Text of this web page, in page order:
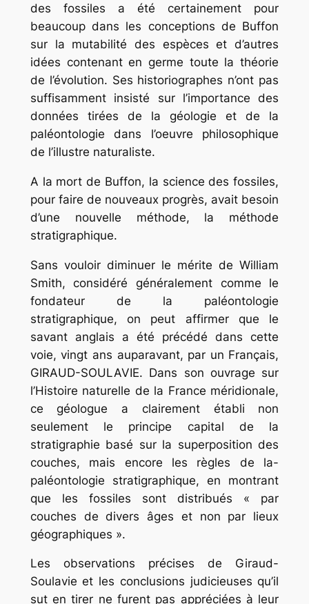
des fossiles a été certainement pour
beaucoup dans les conceptions de Buffon
sur la mutabilité des espèces et d’autres
idées contenant en germe toute la théorie
de l’évolution. Ses historiographes n’ont pas
suffisamment insisté sur l’importance des
données tirées de la géologie et de la
paléontologie dans l’oeuvre philosophique
de l’illustre naturaliste.
A la mort de Buffon, la science des fossiles,
pour faire de nouveaux progrès, avait besoin
d’une nouvelle méthode, la méthode
stratigraphique.
Sans vouloir diminuer le mérite de William
Smith, considéré généralement comme le
fondateur de la paléontologie
stratigraphique, on peut affirmer que le
savant anglais a été précédé dans cette
voie, vingt ans auparavant, par un Français,
GIRAUD-SOULAVIE. Dans son ouvrage sur
l’Histoire naturelle de la France méridionale,
ce géologue a clairement établi non
seulement le principe capital de la
stratigraphie basé sur la superposition des
couches, mais encore les règles de la-
paléontologie stratigraphique, en montrant
que les fossiles sont distribués « par
couches de divers âges et non par lieux
géographiques ».
Les observations précises de Giraud-
Soulavie et les conclusions judicieuses qu’il
sut en tirer ne furent pas appréciées à leur